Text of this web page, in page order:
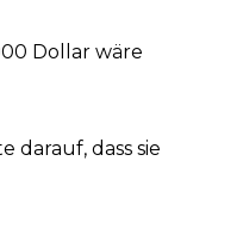
Dollar wäre
darauf, dass sie